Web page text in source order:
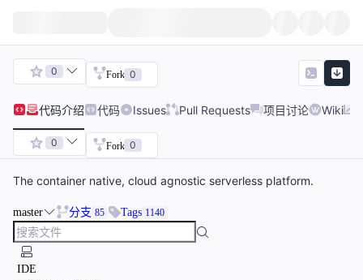
0 Fork 0
代码介绍 代码 Issues Pull Requests 项目讨论 Wiki
0 Fork 0
The container native, cloud agnostic serverless platform.
master 分支 85 Tags 1140
IDE